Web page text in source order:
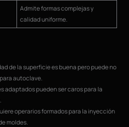
Admite formas complejas y
calidad uniforme.
de la superficie es buena pero puede no
autoclave.
adaptados pueden ser caros para la
operarios formados para la inyección
moldes.